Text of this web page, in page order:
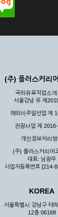
(주) 플러스커리
국외유료직업소
서울강남 유 제
해외이주알선업 제
관광사업 제
개인정보처리방
(주) 플러스커리어
대표: 남광우
사업자등록번호 [214-
KOREA
서울특별시 강남구 테
12층 06168